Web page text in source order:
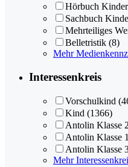
Hörbuch Kinder
Sachbuch
Mehrteiliges
Belletristik (8)
Mehr
Interessenkreis
Vorschulkind
Kind (1366)
Antolin Klasse 2
Antolin Klasse 1
Antolin Klasse
Mehr